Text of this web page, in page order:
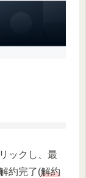
ックし、最
約完了(解約